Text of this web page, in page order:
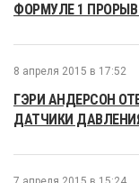
ФОРМУЛЕ 1
8 апреля 2015 в 17:52
ГЭРИ АНДЕРСОН
ДАТЧИКИ